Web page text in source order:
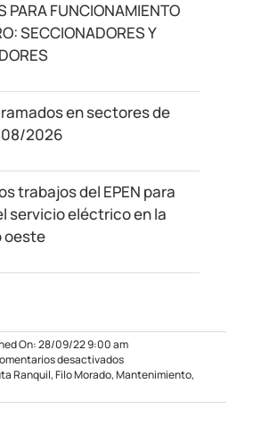
PARA FUNCIONAMIENTO
SECCIONADORES Y
en sectores de
2026
trabajos del EPEN para
servicio eléctrico en la
oeste
On: 28/09/22 9:00 am
desactivadosen
Corte
restablecer
Ranquil,Filo Morado,Mantenimiento,